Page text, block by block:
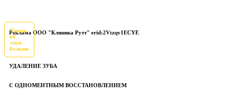
Реклама ООО "Клиника Рутт" erid:2Vtzqv1ECYE
Узнать
об
этом
больше
УДАЛЕНИЕ ЗУБА
С ОДНОМЕНТНЫМ ВОССТАНОВЛЕНИЕМ